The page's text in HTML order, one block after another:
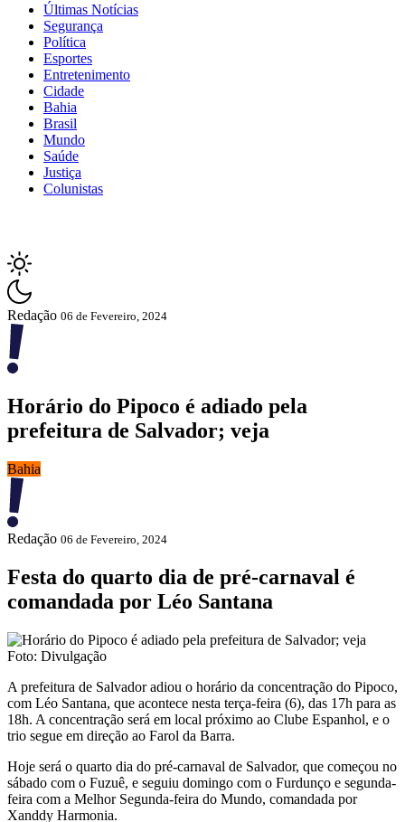
Últimas Notícias
Segurança
Política
Esportes
Entretenimento
Cidade
Bahia
Brasil
Mundo
Saúde
Justiça
Colunistas
Redação 06 de Fevereiro, 2024
Horário do Pipoco é adiado pela
prefeitura de Salvador; veja
Bahia
Redação 06 de Fevereiro, 2024
Festa do quarto dia de pré-carnaval é
comandada por Léo Santana
Foto: Divulgação
A prefeitura de Salvador adiou o horário da concentração do Pipoco,
com Léo Santana, que acontece nesta terça-feira (6), das 17h para as
18h. A concentração será em local próximo ao Clube Espanhol, e o
trio segue em direção ao Farol da Barra.
Hoje será o quarto dia do pré-carnaval de Salvador, que começou no
sábado com o Fuzuê, e seguiu domingo com o Furdunço e segunda-
feira com a Melhor Segunda-feira do Mundo, comandada por
Xanddy Harmonia.